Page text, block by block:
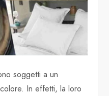
soggetti a un
In effetti, la loro